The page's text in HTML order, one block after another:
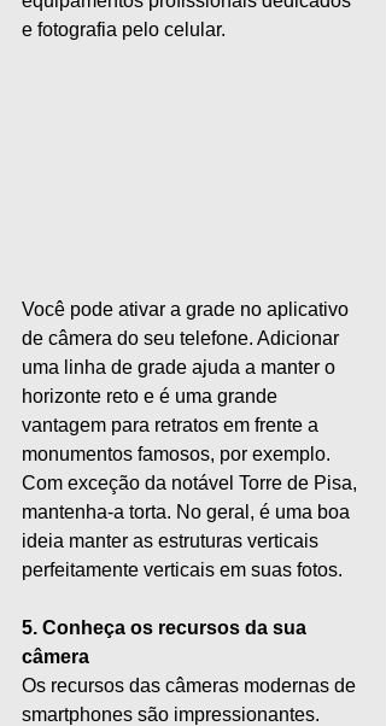
e fotografia pelo celular.
Você pode ativar a grade no aplicativo
de câmera do seu telefone. Adicionar
uma linha de grade ajuda a manter o
horizonte reto e é uma grande
vantagem para retratos em frente a
monumentos famosos, por exemplo.
Com exceção da notável Torre de Pisa,
mantenha-a torta. No geral, é uma boa
ideia manter as estruturas verticais
perfeitamente verticais em suas fotos.
5. Conheça os recursos da sua
câmera
Os recursos das câmeras modernas de
smartphones são impressionantes.